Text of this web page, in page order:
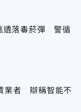
遺落毒菸彈 警循
業者 辯稱智能不